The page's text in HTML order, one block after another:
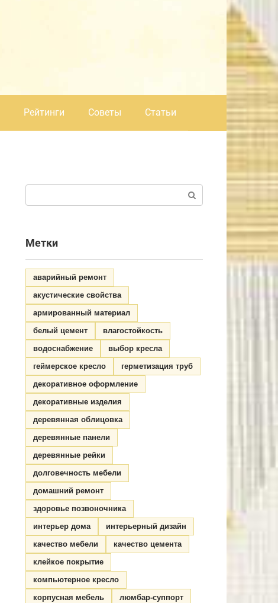
Рейтинги Советы Статьи
Метки
аварийный ремонт
акустические свойства
армированный материал
белый цемент
влагостойкость
водоснабжение
выбор кресла
геймерское кресло
герметизация труб
декоративное оформление
декоративные изделия
деревянная облицовка
деревянные панели
деревянные рейки
долговечность мебели
домашний ремонт
здоровье позвоночника
интерьер дома
интерьерный дизайн
качество мебели
качество цемента
клейкое покрытие
компьютерное кресло
корпусная мебель
люмбар-суппорт